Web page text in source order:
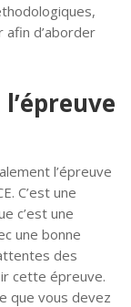
afin d’aborder
l’épreuve
C’est une
c’est une
une bonne
des
cette épreuve.
que vous devez